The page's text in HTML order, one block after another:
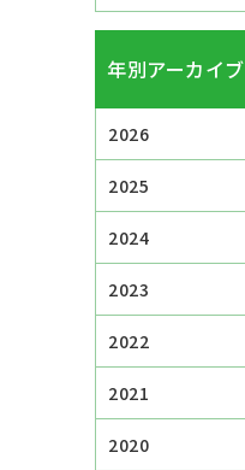
年別アーカイブ
2026
2025
2024
2023
2022
2021
2020